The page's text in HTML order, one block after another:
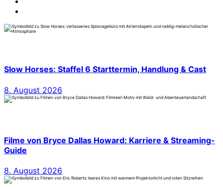
Slow Horses: Staffel 6 Starttermin, Handlung & Cast
8. August 2026
Filme von Bryce Dallas Howard: Karriere & Streaming-
Guide
8. August 2026